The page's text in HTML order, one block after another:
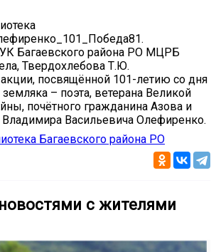
Багаевского района РО МЦРБ
Твердохлебова Т.Ю.
акции, посвящённой 101-летию со дня
– поэта, ветерана Великой
почётного гражданина Азова и
Владимира Васильевича Олефиренко.
Багаевского района РО
с жителями